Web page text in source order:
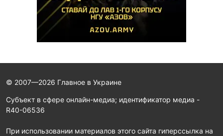
© 2007—2026 Главное в Украине
Субъект в сфере онлайн-медиа; идентификатор медиа -
R40-06536
При использовании материалов этого сайта гиперссылка на